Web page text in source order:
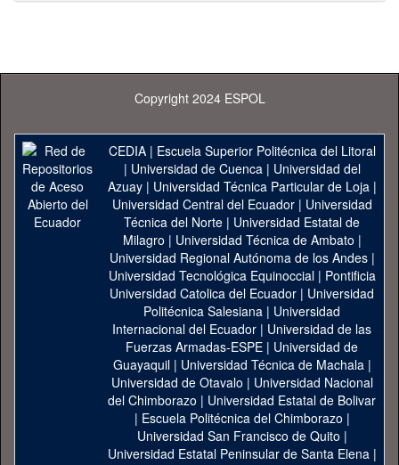
Copyright 2024 ESPOL
CEDIA| Escuela Superior Politécnica del Litoral
| Universidad de Cuenca| Universidad del
Azuay| Universidad Técnica Particular de Loja|
Universidad Central del Ecuador| Universidad
Técnica del Norte | Universidad Estatal de
Milagro | Universidad Técnica de Ambato |
Universidad Regional Autónoma de los Andes|
Universidad Tecnológica Equinoccial| Pontificia
Universidad Catolica del Ecuador | Universidad
Politécnica Salesiana | Universidad
Internacional del Ecuador | Universidad de las
Fuerzas Armadas-ESPE | Universidad de
Guayaquil| Universidad Técnica de Machala|
Universidad de Otavalo | Universidad Nacional
del Chimborazo | Universidad Estatal de Bolivar
| Escuela Politécnica del Chimborazo |
Universidad San Francisco de Quito |
Universidad Estatal Peninsular de Santa Elena|